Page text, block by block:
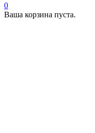
0
Ваша корзина пуста.